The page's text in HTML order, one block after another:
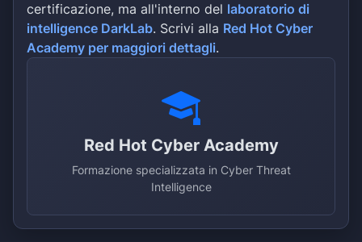
certificazione, ma all'interno del laboratorio di
intelligence DarkLab. Scrivi alla Red Hot Cyber
Academy per maggiori dettagli.
Red Hot Cyber Academy
Formazione specializzata in Cyber Threat
Intelligence